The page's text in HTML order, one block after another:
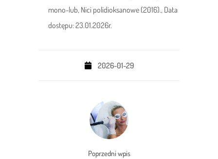
mono-lub, Nici polidioksanowe (2016)., Data
dostępu: 23.01.2026r.
2026-01-29
Poprzedni wpis